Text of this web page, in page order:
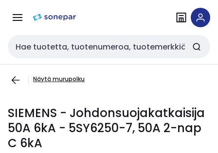
navigointiinsisältöön
Haku
Näytä murupolku
SIEMENS - Johdonsuojakatkaisija
50A 6kA - 5SY6250-7, 50A 2-nap
C 6kA